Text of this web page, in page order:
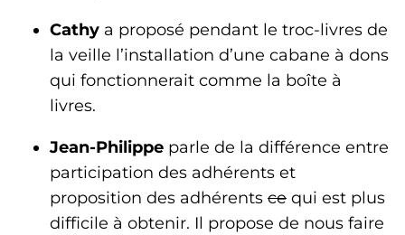
Cathy a proposé pendant le troc-livres de
la veille l’installation d’une cabane à dons
qui fonctionnerait comme la boîte à
livres.
Jean-Philippe parle de la différence entre
participation des adhérents et
proposition des adhérents ce qui est plus
difficile à obtenir. Il propose de nous faire